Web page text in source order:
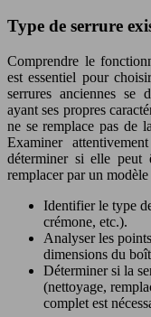
Type de serrure
Comprendre le
est essentiel pour
serrures anciennes se
ayant ses propres
ne se remplace pas de
Examiner
déterminer si elle peut
remplacer par un
Identifier le type
crémone, etc.).
Analyser les
dimensions du
Déterminer si la
(nettoyage,
complet est